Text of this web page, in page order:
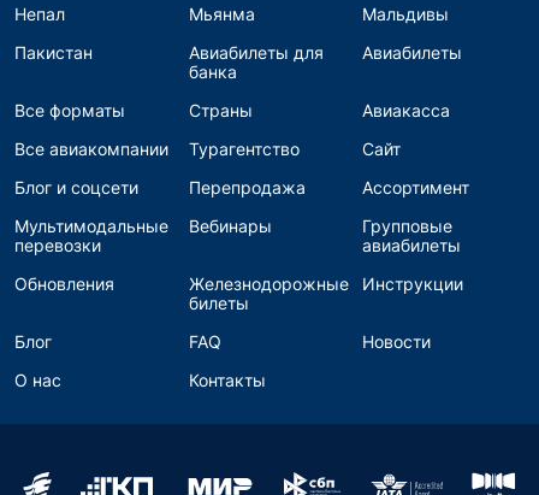
Непал
Мьянма
Мальдивы
Пакистан
Авиабилеты для
банка
Авиабилеты
Все форматы Страны
Авиакасса
Все авиакомпании
Турагентство
Сайт
Блог и соцсети
Перепродажа
Ассортимент
Мультимодальные
перевозки
Вебинары
Групповые
авиабилеты
Обновления
Железнодорожные
билеты
Инструкции
Блог FAQ
Новости
О нас
Контакты